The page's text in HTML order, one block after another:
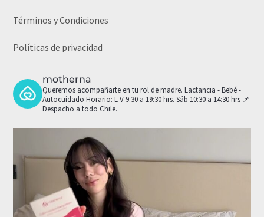
Términos y Condiciones
Políticas de privacidad
motherna
Queremos acompañarte en tu rol de madre. Lactancia - Bebé -
Autocuidado Horario: L-V 9:30 a 19:30 hrs. Sáb 10:30 a 14:30 hrs 📌
Despacho a todo Chile.